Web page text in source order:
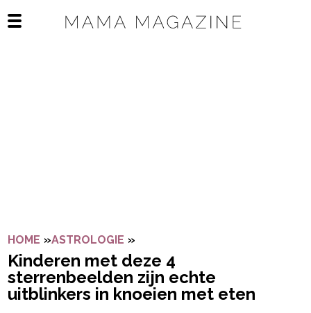
Open het mobiele menu
HOME »ASTROLOGIE »
Kinderen met deze 4
sterrenbeelden zijn echte
uitblinkers in knoeien met eten